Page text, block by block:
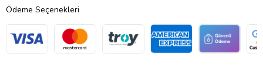
Ödeme Seçenekleri